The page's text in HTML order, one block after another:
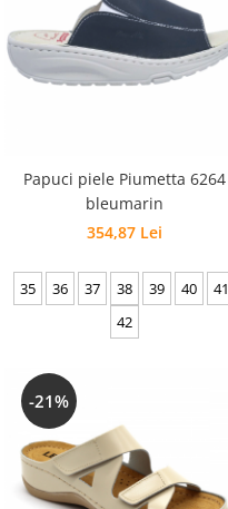
Papuci piele Piumetta 6264
bleumarin
354,87 Lei
35 36 37 38 39 40
41
42
-21%